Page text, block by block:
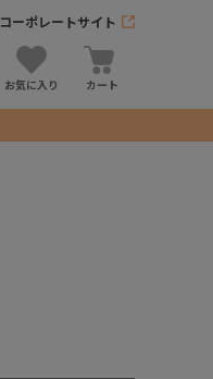
コーポレートサイト
お気に入り カート